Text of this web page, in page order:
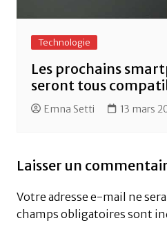
Technologie
Les prochains
seront tous
Emna Setti 13 mars
Laisser un
Votre adresse e-mail ne
champs obligatoires sont